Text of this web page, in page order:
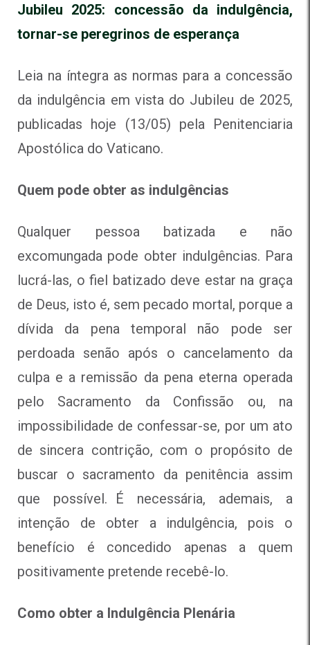
Jubileu 2025: concessão da indulgência,
tornar-se peregrinos de esperança
Leia na íntegra as normas para a concessão
da indulgência em vista do Jubileu de 2025,
publicadas hoje (13/05) pela Penitenciaria
Apostólica do Vaticano.
Quem pode obter as indulgências
Qualquer pessoa batizada e não
excomungada pode obter indulgências. Para
lucrá-las, o fiel batizado deve estar na graça
de Deus, isto é, sem pecado mortal, porque a
dívida da pena temporal não pode ser
perdoada senão após o cancelamento da
culpa e a remissão da pena eterna operada
pelo Sacramento da Confissão ou, na
impossibilidade de confessar-se, por um ato
de sincera contrição, com o propósito de
buscar o sacramento da penitência assim
que possível. É necessária, ademais, a
intenção de obter a indulgência, pois o
benefício é concedido apenas a quem
positivamente pretende recebê-lo.
Como obter a Indulgência Plenária